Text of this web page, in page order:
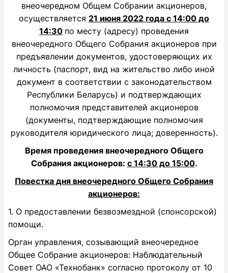
внеочередном Общем Собрании акционеров,
осуществляется 21 июня 2022 года с 14:00 до
14:30 по месту (адресу) проведения
внеочередного Общего Собрания акционеров при
предъявлении документов, удостоверяющих их
личность (паспорт, вид на жительство либо иной
документ в соответствии с законодательством
Республики Беларусь) и подтверждающих
полномочия представителей акционеров
(документы, подтверждающие полномочия
руководителя юридического лица; доверенность).
Время проведения внеочередного Общего
Собрания акционеров: с 14:30 до 15:00.
Повестка дня внеочередного Общего Собрания
акционеров:
1. О предоставлении безвозмездной (спонсорской)
помощи.
Орган управления, созывающий внеочередное
Общее Собрание акционеров: Наблюдательный
Совет ОАО «Технобанк» согласно протоколу от 10